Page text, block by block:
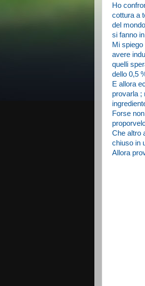
Ho
cottura a
del
si fanno
Mi
avere
quelli
dello 0,5
E allora
provarla ;
Forse
Che altro
chiuso in
Allora